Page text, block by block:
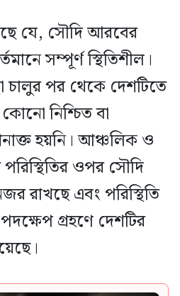
যে, সৌদি আরবের
সম্পূর্ণ স্থিতিশীল।
চালুর পর থেকে দেশটিতে
নিশ্চিত বা
হয়নি। আঞ্চলিক ও
পরিস্থিতির ওপর সৌদি
রাখছে এবং পরিস্থিতি
গ্রহণে দেশটির